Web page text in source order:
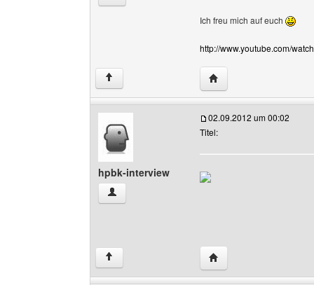
Ich freu mich auf euch
http://www.youtube.com/
↑ Website dieses
hpbk-interview
hpbk-interview Benutzer-Profile anzeigen
02.09.2012 um 00:02
Titel:
↑ Website dieses